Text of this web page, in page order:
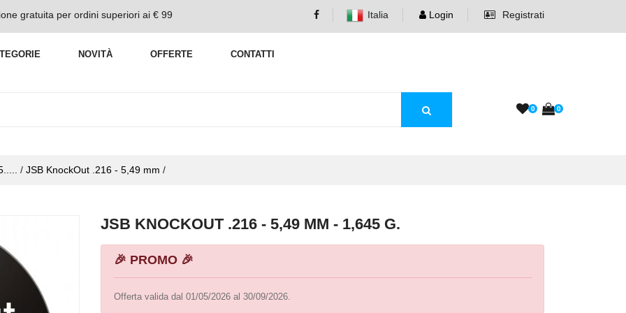
gratuita per ordini superiori ai € 99 Italia Login Registrati
NOVITÀ OFFERTE CONTATTI
0 0
/ JSB KnockOut .216 - 5,49 mm /
JSB KNOCKOUT .216 - 5,49 MM - 1,645 G.
🎉 PROMO 🎉
Offerta valida dal 01/05/2026 al 30/09/2026.